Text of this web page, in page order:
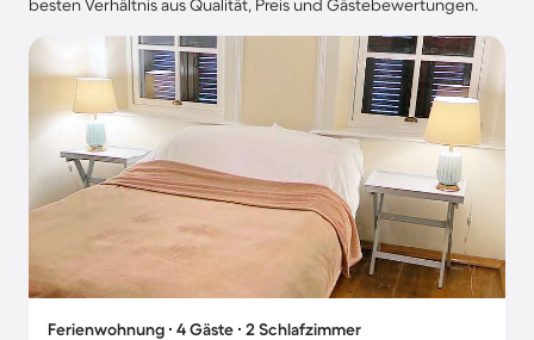
besten Verhältnis aus Qualität, Preis und Gästebewertungen.
Ferienwohnung ∙ 4 Gäste ∙ 2 Schlafzimmer